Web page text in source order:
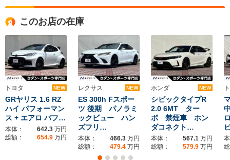
このお店の在庫
トヨタ NEW
GRヤリス 1.6 RZ
ハイ パフォーマン
ス + エアロ パフ…
本体： 642.3 万円
総額：
654.9 万円
レクサス NEW
ES 300h Fスポー
ツ 後期 パノラミ
ックビュー ハン
ズフリ…
本体： 466.3 万円
総額：
479.4 万円
ホンダ NEW
シビックタイプR
2.0 6MT ター
ボ 禁煙車 ホン
ダコネクト…
本体： 567.1 万円
総額：
579.9 万円